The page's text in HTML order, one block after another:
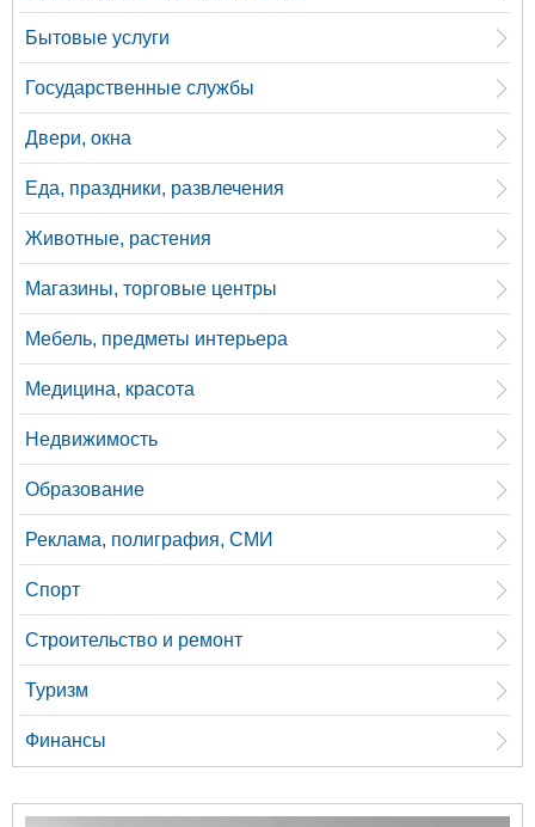
Бытовые услуги
Государственные службы
Двери, окна
Еда, праздники, развлечения
Животные, растения
Магазины, торговые центры
Мебель, предметы интерьера
Медицина, красота
Недвижимость
Образование
Реклама, полиграфия, СМИ
Спорт
Строительство и ремонт
Туризм
Финансы